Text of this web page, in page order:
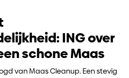
ING over
schone Maas
van Maas Cleanup. Een stevig